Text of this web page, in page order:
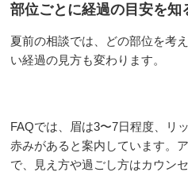
部位ごとに経過の目安を知
夏前の相談では、どの部位を考
い経過の見方も変わります。
FAQでは、眉は3〜7日程度、リ
赤みがあると案内しています。
で、見え方や過ごし方はカウン